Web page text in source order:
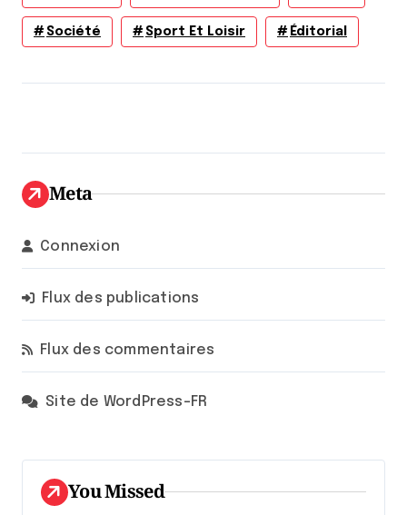
Société Sport Et Loisir Éditorial
Meta
Connexion
Flux des publications
Flux des commentaires
Site de WordPress-FR
You Missed